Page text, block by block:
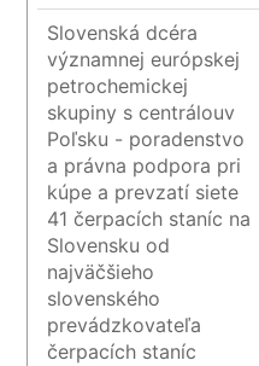
Slovenská dcéra
významnej európskej
petrochemickej
skupiny s centrálouv
Poľsku - poradenstvo
a právna podpora pri
kúpe a prevzatí siete
41 čerpacích staníc na
Slovensku od
najväčšieho
slovenského
prevádzkovateľa
čerpacích staníc